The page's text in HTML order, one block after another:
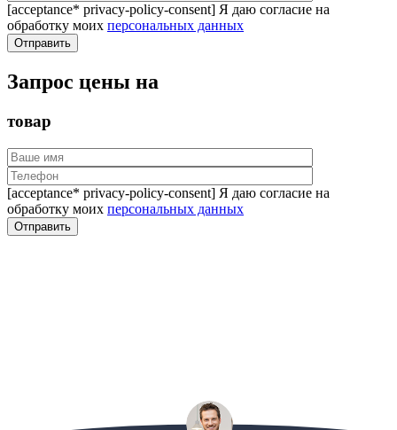
[acceptance* privacy-policy-consent] Я даю согласие на
обработку моих персональных данных
Запрос цены на
товар
[acceptance* privacy-policy-consent] Я даю согласие на
обработку моих персональных данных